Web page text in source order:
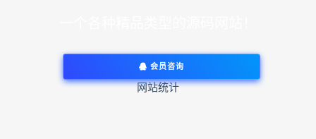
会员咨询
网站统计